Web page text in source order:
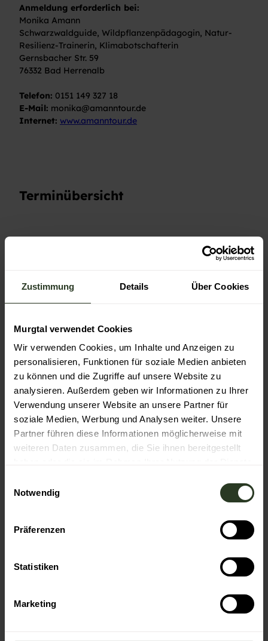
Zustimmung Details Über Cookies
Murgtal verwendet Cookies
Wir verwenden Cookies, um Inhalte und Anzeigen zu
personalisieren, Funktionen für soziale Medien anbieten
zu können und die Zugriffe auf unsere Website zu
analysieren. Außerdem geben wir Informationen zu Ihrer
Verwendung unserer Website an unsere Partner für
soziale Medien, Werbung und Analysen weiter. Unsere
Partner führen diese Informationen möglicherweise mit
weiteren Daten zusammen, die Sie ihnen bereitgestellt
Notwendig
Präferenzen
Statistiken
Marketing
Anmeldung erforderlich bei:
Monika Amann
Schwarzwaldguide, Wildpflanzenpädagogin, Natur-
Resilienz-Trainerin, Klimabotschafterin
Gernsbacher Str. 59
76332 Bad Herrenalb
Telefon: 0151 149 327 18
E-Mail: monika@amanntour.de
Internet: www.amanntour.de
Terminübersicht
Allgemeine Informationen
Anmeldung erforderlich
Open Air
Autor:in
Gemeinde Loffenau
Organisation
Nationalparkregion Schwarzwald
Gemeinde Loffenau
In der Nähe Auf der Karte anschauen